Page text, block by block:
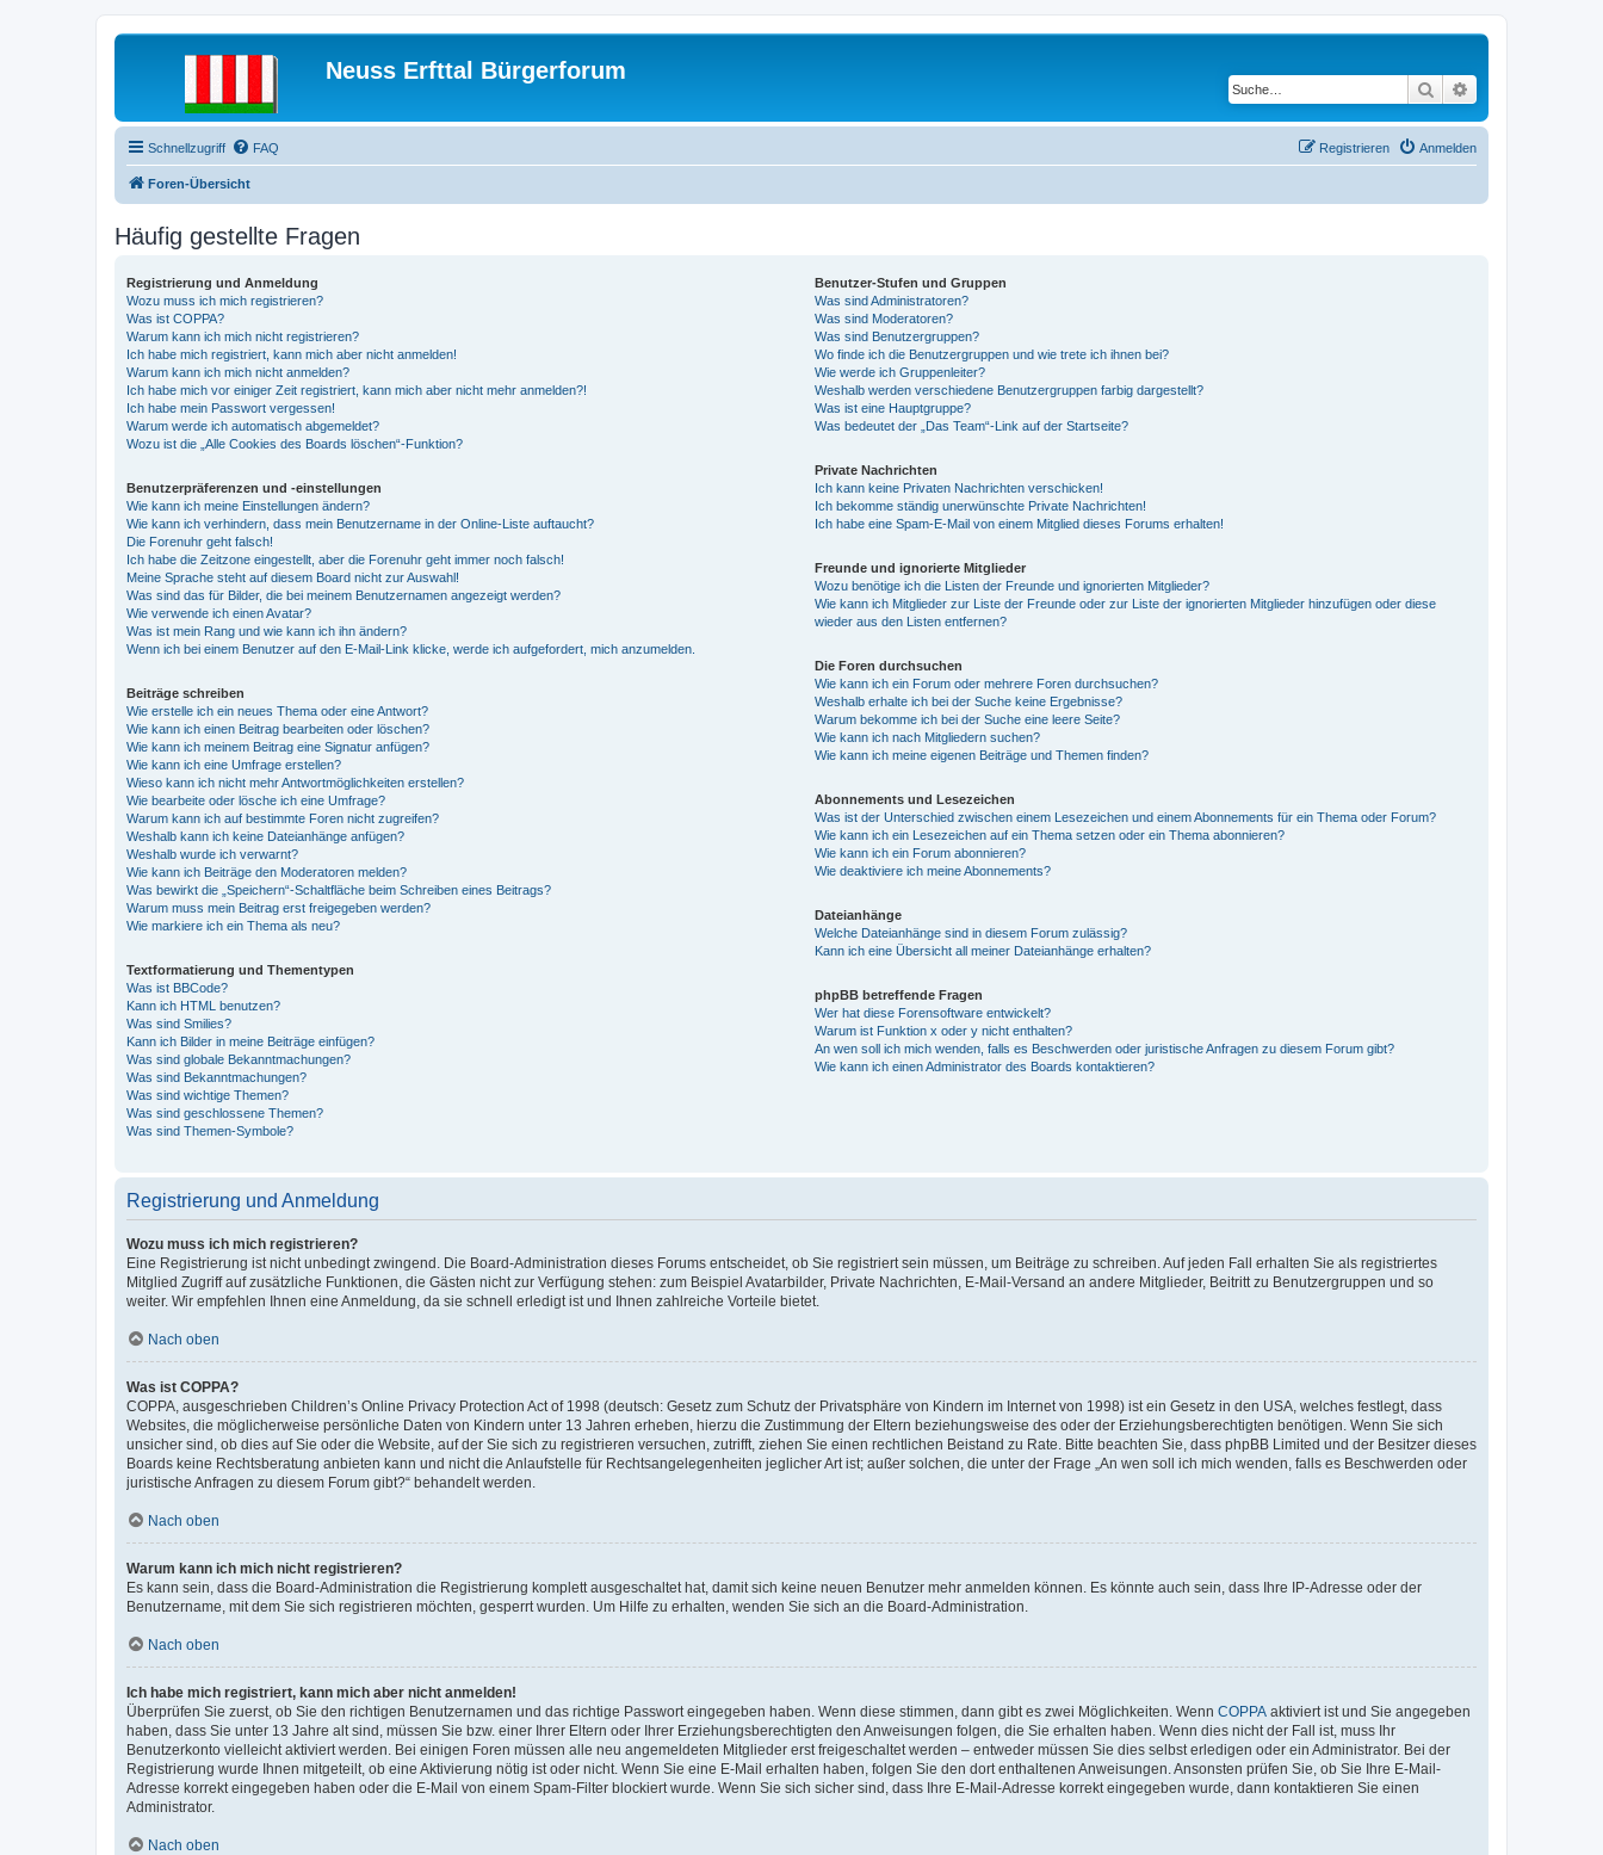
Neuss Erfttal Bürgerforum
Suche
Schnellzugriff FAQ Anmelden
Registrieren
Foren-Übersicht
Häufig gestellte Fragen
Registrierung und Anmeldung
Wozu muss ich mich registrieren?
Was ist COPPA?
Warum kann ich mich nicht registrieren?
Ich habe mich registriert, kann mich aber nicht anmelden!
Warum kann ich mich nicht anmelden?
Ich habe mich vor einiger Zeit registriert, kann mich aber nicht mehr anmelden?!
Ich habe mein Passwort vergessen!
Warum werde ich automatisch abgemeldet?
Wozu ist die „Alle Cookies des Boards löschen“-Funktion?
Benutzerpräferenzen und -einstellungen
Wie kann ich meine Einstellungen ändern?
Wie kann ich verhindern, dass mein Benutzername in der Online-Liste auftaucht?
Die Forenuhr geht falsch!
Ich habe die Zeitzone eingestellt, aber die Forenuhr geht immer noch falsch!
Meine Sprache steht auf diesem Board nicht zur Auswahl!
Was sind das für Bilder, die bei meinem Benutzernamen angezeigt werden?
Wie verwende ich einen Avatar?
Was ist mein Rang und wie kann ich ihn ändern?
Wenn ich bei einem Benutzer auf den E-Mail-Link klicke, werde ich aufgefordert, mich anzumelden.
Beiträge schreiben
Wie erstelle ich ein neues Thema oder eine Antwort?
Wie kann ich einen Beitrag bearbeiten oder löschen?
Wie kann ich meinem Beitrag eine Signatur anfügen?
Wie kann ich eine Umfrage erstellen?
Wieso kann ich nicht mehr Antwortmöglichkeiten erstellen?
Wie bearbeite oder lösche ich eine Umfrage?
Warum kann ich auf bestimmte Foren nicht zugreifen?
Weshalb kann ich keine Dateianhänge anfügen?
Weshalb wurde ich verwarnt?
Wie kann ich Beiträge den Moderatoren melden?
Was bewirkt die „Speichern“-Schaltfläche beim Schreiben eines Beitrags?
Warum muss mein Beitrag erst freigegeben werden?
Wie markiere ich ein Thema als neu?
Textformatierung und Thementypen
Was ist BBCode?
Kann ich HTML benutzen?
Was sind Smilies?
Kann ich Bilder in meine Beiträge einfügen?
Was sind globale Bekanntmachungen?
Was sind Bekanntmachungen?
Was sind wichtige Themen?
Was sind geschlossene Themen?
Was sind Themen-Symbole?
Benutzer-Stufen und Gruppen
Was sind Administratoren?
Was sind Moderatoren?
Was sind Benutzergruppen?
Wo finde ich die Benutzergruppen und wie trete ich ihnen bei?
Wie werde ich Gruppenleiter?
Weshalb werden verschiedene Benutzergruppen farbig dargestellt?
Was ist eine Hauptgruppe?
Was bedeutet der „Das Team“-Link auf der Startseite?
Private Nachrichten
Ich kann keine Privaten Nachrichten verschicken!
Ich bekomme ständig unerwünschte Private Nachrichten!
Ich habe eine Spam-E-Mail von einem Mitglied dieses Forums erhalten!
Freunde und ignorierte Mitglieder
Wozu benötige ich die Listen der Freunde und ignorierten Mitglieder?
Wie kann ich Mitglieder zur Liste der Freunde oder zur Liste der ignorierten Mitglieder hinzufügen oder diese
wieder aus den Listen entfernen?
Die Foren durchsuchen
Wie kann ich ein Forum oder mehrere Foren durchsuchen?
Weshalb erhalte ich bei der Suche keine Ergebnisse?
Warum bekomme ich bei der Suche eine leere Seite?
Wie kann ich nach Mitgliedern suchen?
Wie kann ich meine eigenen Beiträge und Themen finden?
Abonnements und Lesezeichen
Was ist der Unterschied zwischen einem Lesezeichen und einem Abonnements für ein Thema oder Forum?
Wie kann ich ein Lesezeichen auf ein Thema setzen oder ein Thema abonnieren?
Wie kann ich ein Forum abonnieren?
Wie deaktiviere ich meine Abonnements?
Dateianhänge
Welche Dateianhänge sind in diesem Forum zulässig?
Kann ich eine Übersicht all meiner Dateianhänge erhalten?
phpBB betreffende Fragen
Wer hat diese Forensoftware entwickelt?
Warum ist Funktion x oder y nicht enthalten?
An wen soll ich mich wenden, falls es Beschwerden oder juristische Anfragen zu diesem Forum gibt?
Wie kann ich einen Administrator des Boards kontaktieren?
Registrierung und Anmeldung
Wozu muss ich mich registrieren?
Eine Registrierung ist nicht unbedingt zwingend. Die Board-Administration dieses Forums entscheidet, ob Sie registriert sein müssen, um Beiträge zu schreiben. Auf jeden Fall erhalten Sie als registriertes
Mitglied Zugriff auf zusätzliche Funktionen, die Gästen nicht zur Verfügung stehen: zum Beispiel Avatarbilder, Private Nachrichten, E-Mail-Versand an andere Mitglieder, Beitritt zu Benutzergruppen und so
weiter. Wir empfehlen Ihnen eine Anmeldung, da sie schnell erledigt ist und Ihnen zahlreiche Vorteile bietet.
Nach oben
Was ist COPPA?
COPPA, ausgeschrieben Children’s Online Privacy Protection Act of 1998 (deutsch: Gesetz zum Schutz der Privatsphäre von Kindern im Internet von 1998) ist ein Gesetz in den USA, welches festlegt, dass
Websites, die möglicherweise persönliche Daten von Kindern unter 13 Jahren erheben, hierzu die Zustimmung der Eltern beziehungsweise des oder der Erziehungsberechtigten benötigen. Wenn Sie sich
unsicher sind, ob dies auf Sie oder die Website, auf der Sie sich zu registrieren versuchen, zutrifft, ziehen Sie einen rechtlichen Beistand zu Rate. Bitte beachten Sie, dass phpBB Limited und der Besitzer dieses
Boards keine Rechtsberatung anbieten kann und nicht die Anlaufstelle für Rechtsangelegenheiten jeglicher Art ist; außer solchen, die unter der Frage „An wen soll ich mich wenden, falls es Beschwerden oder
juristische Anfragen zu diesem Forum gibt?“ behandelt werden.
Nach oben
Warum kann ich mich nicht registrieren?
Es kann sein, dass die Board-Administration die Registrierung komplett ausgeschaltet hat, damit sich keine neuen Benutzer mehr anmelden können. Es könnte auch sein, dass Ihre IP-Adresse oder der
Benutzername, mit dem Sie sich registrieren möchten, gesperrt wurden. Um Hilfe zu erhalten, wenden Sie sich an die Board-Administration.
Nach oben
Ich habe mich registriert, kann mich aber nicht anmelden!
Überprüfen Sie zuerst, ob Sie den richtigen Benutzernamen und das richtige Passwort eingegeben haben. Wenn diese stimmen, dann gibt es zwei Möglichkeiten. Wenn COPPA aktiviert ist und Sie angegeben
haben, dass Sie unter 13 Jahre alt sind, müssen Sie bzw. einer Ihrer Eltern oder Ihrer Erziehungsberechtigten den Anweisungen folgen, die Sie erhalten haben. Wenn dies nicht der Fall ist, muss Ihr
Benutzerkonto vielleicht aktiviert werden. Bei einigen Foren müssen alle neu angemeldeten Mitglieder erst freigeschaltet werden – entweder müssen Sie dies selbst erledigen oder ein Administrator. Bei der
Registrierung wurde Ihnen mitgeteilt, ob eine Aktivierung nötig ist oder nicht. Wenn Sie eine E-Mail erhalten haben, folgen Sie den dort enthaltenen Anweisungen. Ansonsten prüfen Sie, ob Sie Ihre E-Mail-
Adresse korrekt eingegeben haben oder die E-Mail von einem Spam-Filter blockiert wurde. Wenn Sie sich sicher sind, dass Ihre E-Mail-Adresse korrekt eingegeben wurde, dann kontaktieren Sie einen
Administrator.
Nach oben